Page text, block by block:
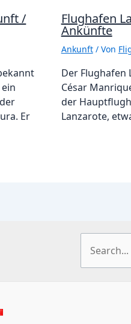
/
Er
Flughafen
Ankünfte
Ankunft/ Von
Der Flughafen
César
der
Lanzarote,
nach: